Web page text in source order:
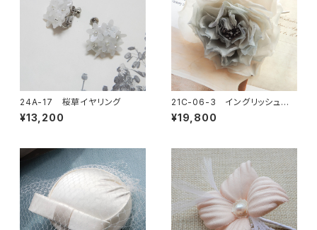
24A-17 桜草イヤリング
¥13,200
21C-06-3 イングリッシュロ
ーズコサージュ
¥19,800